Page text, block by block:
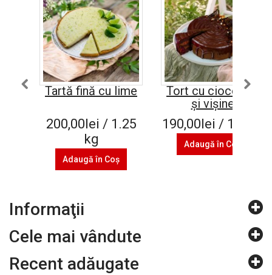
Tartă fină cu lime
200,00lei / 1.25
kg
Adaugă în Coş
Tort cu ciocolată
şi vişine
190,00lei / 1.5 kg
Adaugă în Coş
Informaţii
Cele mai vândute
Recent adăugate